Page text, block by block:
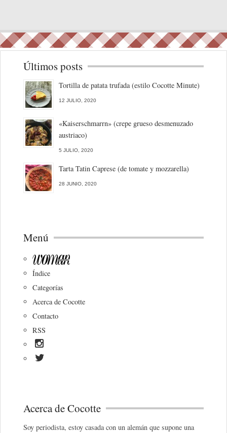
Últimos posts
Tortilla de patata trufada (estilo Cocotte Minute)
12 JULIO, 2020
«Kaiserschmarrn» (crepe grueso desmenuzado
austriaco)
5 JULIO, 2020
Tarta Tatin Caprese (de tomate y mozzarella)
28 JUNIO, 2020
Menú
Índice
Categorías
Acerca de Cocotte
Contacto
RSS
Acerca de Cocotte
Soy periodista, estoy casada con un alemán que supone una